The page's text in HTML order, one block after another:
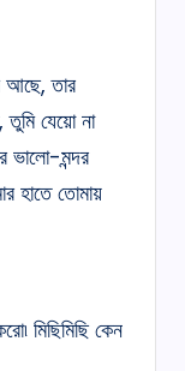
আছে, তার
তুমি যেয়ো না
ভালো-মন্দর
হাতে তোমায়
মিছিমিছি কেন